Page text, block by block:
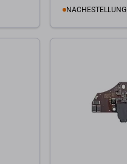
NACHESTELLUNG